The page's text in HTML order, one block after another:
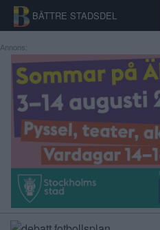
BÄTTRE STADSDEL
START
STADSDEL
PRENUMERATION
SPORT
ÅSIKTER
Annons: